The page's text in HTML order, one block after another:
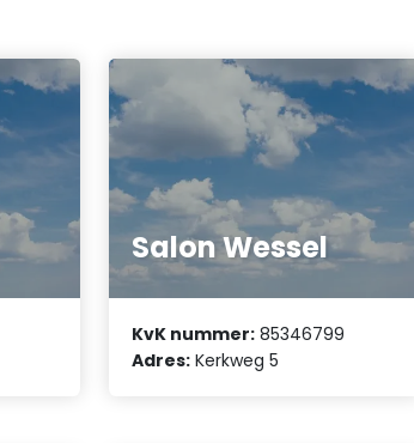
Salon Wessel
KvK nummer: 85346799
Adres: Kerkweg 5